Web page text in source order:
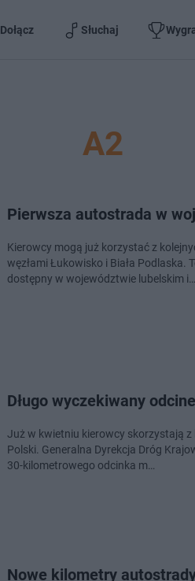
Dołącz Słuchaj
A2
Pierwsza autostrada w
Kierowcy mogą już korzystać z
węzłami Łukowisko i Biała
dostępny w województwie lubelskim i…
Długo wyczekiwany
Już w kwietniu kierowcy skorzystają
Polski. Generalna Dyrekcja Dróg
30-kilometrowego odcinka m…
Nowe kilometry